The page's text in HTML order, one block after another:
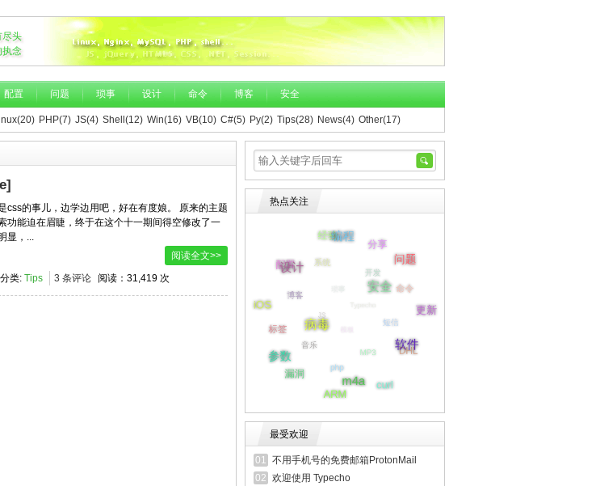
尽头
执念
配置 问题 琐事 设计 命令 博客 安全
PHP(7) JS(4) Shell(12) Win(16) VB(10) C#(5) Py(2) Tips(28) News(4) Other(17)
css的事儿，边学边用吧，好在有度娘。 原来的主题
功能迫在眉睫，终于在这个十一期间得空修改了一
显，...
阅读全文>>
分类: Tips 阅读：31,419 次
3 条评论
热点关注
最受欢迎
01 不用手机号的免费邮箱ProtonMail
02 欢迎使用 Typecho